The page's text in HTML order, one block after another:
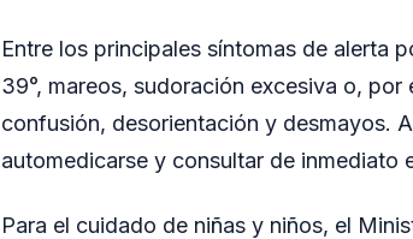
Entre los principales síntomas de alerta
39°, mareos, sudoración excesiva o,
confusión, desorientación y desmayos.
automedicarse y consultar de inmediato
Para el cuidado de niñas y niños, el